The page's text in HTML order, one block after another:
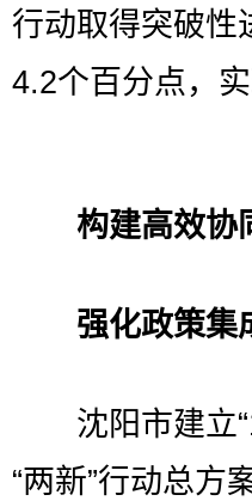
行动取得突破性
4.2个百分点，
构建高效协
强化政策集
沈阳市建立
“两新”行动总方